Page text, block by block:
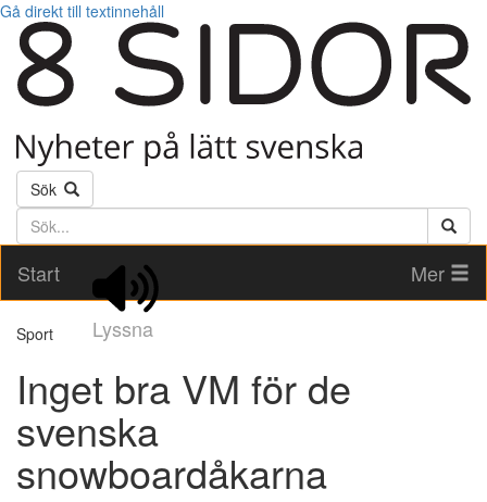
Gå direkt till textinnehåll
Sök
Söktext
Start
Lyssna
Mer
Sport
Inget bra VM för de
svenska
snowboardåkarna